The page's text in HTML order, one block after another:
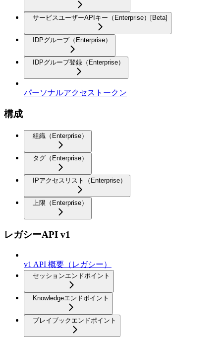
サービスユーザーAPIキー（Enterprise）[Beta]
IDPグループ（Enterprise）
IDPグループ登録（Enterprise）
パーソナルアクセストークン
構成
組織（Enterprise）
タグ（Enterprise）
IPアクセスリスト（Enterprise）
上限（Enterprise）
レガシーAPI v1
v1 API 概要（レガシー）
セッションエンドポイント
Knowledgeエンドポイント
プレイブックエンドポイント